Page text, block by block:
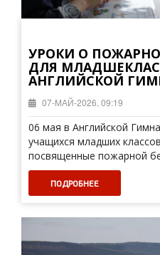
УРОКИ О
ДЛЯ
АНГЛИЙСКОЙ
07-МАЙ-2026, 09:19
06 мая в Английской
учащихся младших
посвященные пожарной
ПОДРОБНЕЕ